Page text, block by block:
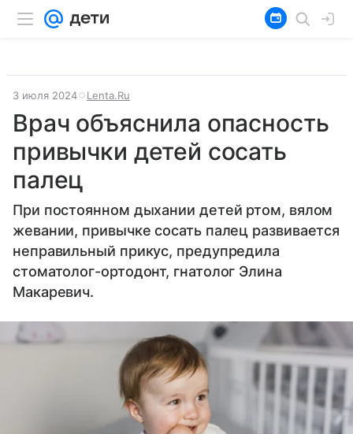
3 июля 2024 Lenta.Ru
Врач объяснила опасность
привычки детей сосать
палец
При постоянном дыхании детей ртом, вялом
жевании, привычке сосать палец развивается
неправильный прикус, предупредила
стоматолог-ортодонт, гнатолог Элина
Макаревич.